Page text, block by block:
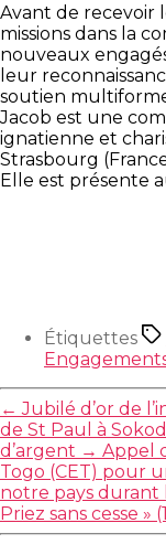
Avant de recevoir
missions dans la
nouveaux
leur
soutien
Jacob est une
ignatienne et
Strasbourg
Elle est présente
Étiquettes
← Jubilé d’or de
de St Paul à
d’argent → Appel
Togo (CET) pour
notre pays durant
Priez sans cesse »